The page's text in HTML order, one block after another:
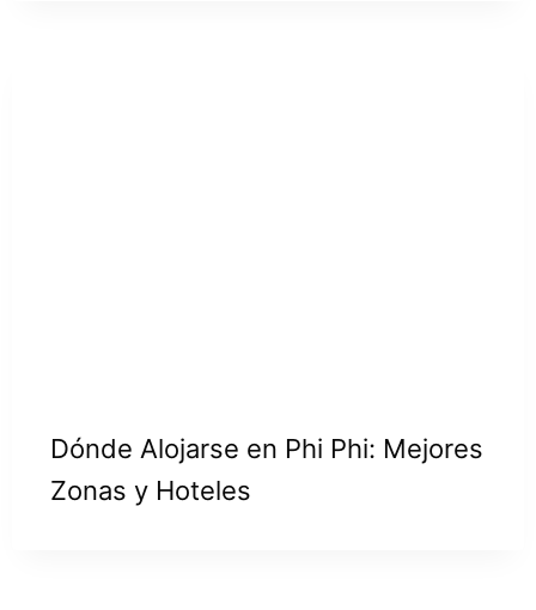
Dónde Alojarse en Phi Phi: Mejores
Zonas y Hoteles